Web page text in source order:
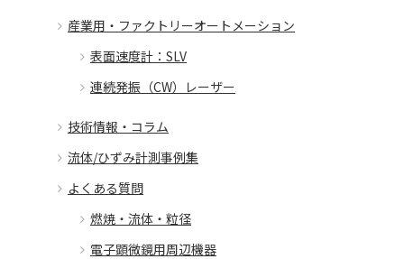
産業用・ファクトリーオートメーション
表面速度計：SLV
連続発振（CW）レーザー
技術情報・コラム
流体/ひずみ計測事例集
よくある質問
燃焼・流体・粒径
電子顕微鏡用周辺機器